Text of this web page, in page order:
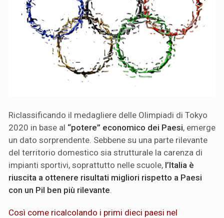
Riclassificando il medagliere delle Olimpiadi di Tokyo
2020 in base al “potere” economico dei Paesi, emerge
un dato sorprendente. Sebbene su una parte rilevante
del territorio domestico sia strutturale la carenza di
impianti sportivi, soprattutto nelle scuole, l’Italia è
riuscita a ottenere risultati migliori rispetto a Paesi
con un Pil ben più rilevante
Così come ricalcolando i primi dieci paesi nel